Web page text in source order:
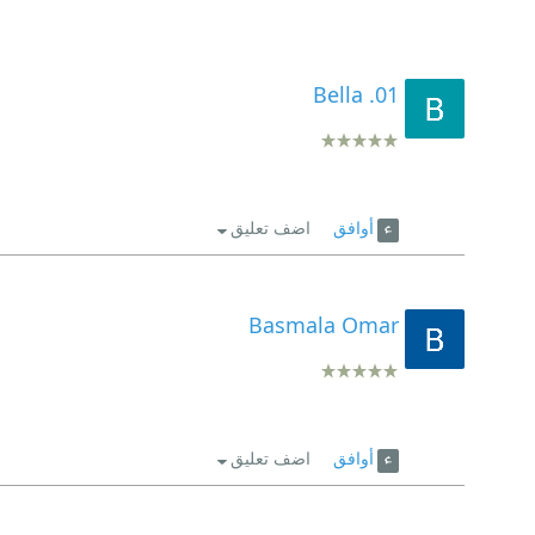
Bella .01
أوافق اضف تعليق
Basmala Omar
أوافق اضف تعليق